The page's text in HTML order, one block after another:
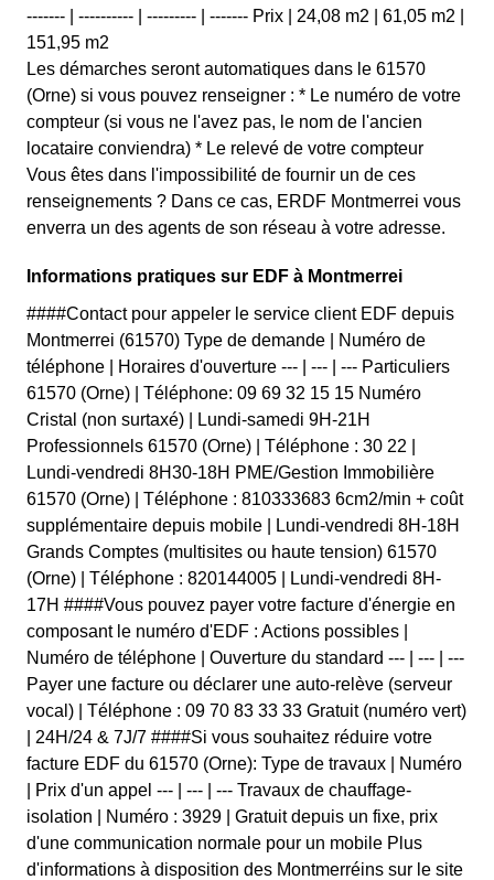
------- | ---------- | --------- | ------- Prix | 24,08 m2 | 61,05 m2 |
151,95 m2
Les démarches seront automatiques dans le 61570
(Orne) si vous pouvez renseigner : * Le numéro de votre
compteur (si vous ne l'avez pas, le nom de l'ancien
locataire conviendra) * Le relevé de votre compteur
Vous êtes dans l'impossibilité de fournir un de ces
renseignements ? Dans ce cas, ERDF Montmerrei vous
enverra un des agents de son réseau à votre adresse.
Informations pratiques sur EDF à Montmerrei
####Contact pour appeler le service client EDF depuis
Montmerrei (61570) Type de demande | Numéro de
téléphone | Horaires d'ouverture --- | --- | --- Particuliers
61570 (Orne) | Téléphone: 09 69 32 15 15 Numéro
Cristal (non surtaxé) | Lundi-samedi 9H-21H
Professionnels 61570 (Orne) | Téléphone : 30 22 |
Lundi-vendredi 8H30-18H PME/Gestion Immobilière
61570 (Orne) | Téléphone : 810333683 6cm2/min + coût
supplémentaire depuis mobile | Lundi-vendredi 8H-18H
Grands Comptes (multisites ou haute tension) 61570
(Orne) | Téléphone : 820144005 | Lundi-vendredi 8H-
17H ####Vous pouvez payer votre facture d'énergie en
composant le numéro d'EDF : Actions possibles |
Numéro de téléphone | Ouverture du standard --- | --- | ---
Payer une facture ou déclarer une auto-relève (serveur
vocal) | Téléphone : 09 70 83 33 33 Gratuit (numéro vert)
| 24H/24 & 7J/7 ####Si vous souhaitez réduire votre
facture EDF du 61570 (Orne): Type de travaux | Numéro
| Prix d'un appel --- | --- | --- Travaux de chauffage-
isolation | Numéro : 3929 | Gratuit depuis un fixe, prix
d'une communication normale pour un mobile Plus
d'informations à disposition des Montmerréins sur le site